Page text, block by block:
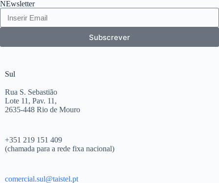
NEwsletter
Subscrever
Sul
Rua S. Sebastião
Lote 11, Pav. 11,
2635-448 Rio de Mouro
+351 219 151 409
(chamada para a rede fixa nacional)
comercial.sul@taistel.pt